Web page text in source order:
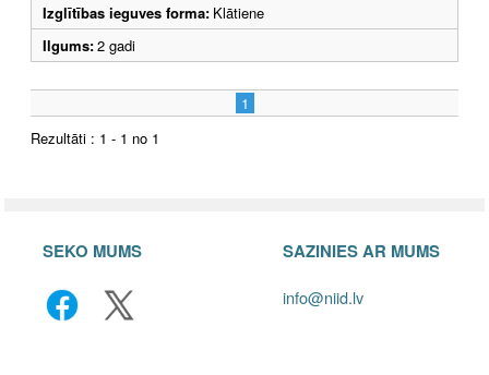
Izglītības ieguves forma: Klātiene
Ilgums:2 gadi
1
Rezultāti : 1 - 1 no 1
SEKO MUMS SAZINIES AR MUMS
info@niid.lv